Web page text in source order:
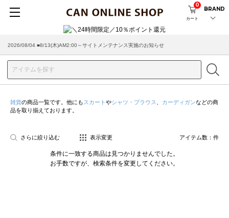
カート
0
BRAND
2026/08/04 ■8/13(木)AM2:00～サイトメンテナンス実施のお知らせ
雑貨の商品一覧です。他にも スカート やシャツ・ブラウス カーディガンなどの商
品を取り揃えております。
さらに絞り込む 表示変更 アイテム数： 件
条件に一致する商品は見つかりませんでした。
お手数ですが、検索条件を変更してください。